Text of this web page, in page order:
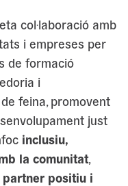
col·laboració amb
i empreses per
de formació
i
feina, promovent
just
inclusiu,
la comunitat,
partner positiu i